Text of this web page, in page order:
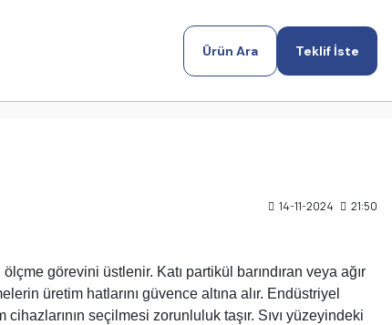
Ürün Ara Teklif İste
14-11-2024 21:50
görevini üstlenir. Katı partikül barındıran veya ağır
üretim hatlarını güvence altına alır. Endüstriyel
seçilmesi zorunluluk taşır. Sıvı yüzeyindeki